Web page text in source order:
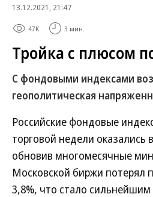
13.12.2021, 21:47
47K 3 мин.
Тройка с плюсом
С фондовыми индексами
геополитическая
Российские фондовые
торговой недели оказались
обновив многомесячные
Московской биржи потерял
3,8%, что стало